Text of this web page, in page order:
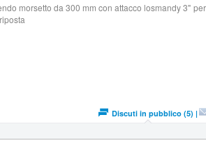
morsetto da 300 mm con attacco losmandy 3"
Discuti in pubblico (5) |